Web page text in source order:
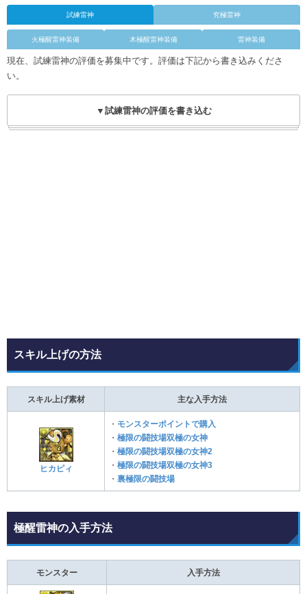
試練雷神 究極雷神
火極醒雷神装備 木極醒雷神装備 雷神装備
現在、試練雷神の評価を募集中です。評価は下記から書き込みくださ
い。
▼試練雷神の評価を書き込む
スキル上げの方法
スキル上げ素材 主な入手方法
ヒカピィ
・ モンスターポイントで購入
・ 極限の闘技場双極の女神
・ 極限の闘技場双極の女神2
・ 極限の闘技場双極の女神3
・ 裏極限の闘技場
極醒雷神の入手方法
モンスター 入手方法